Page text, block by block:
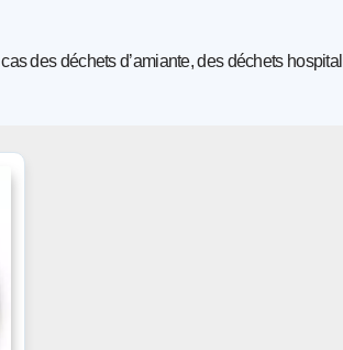
des déchets d’amiante, des déchets